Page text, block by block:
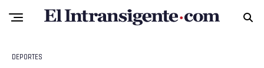
DEPORTES